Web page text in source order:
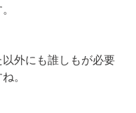
外にも誰しもが必要
。